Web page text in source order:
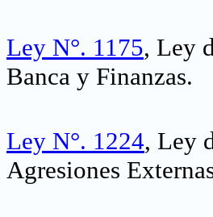
Ley N°. 1175, Ley
Banca y Finanzas.
Ley N°. 1224, Ley
Agresiones